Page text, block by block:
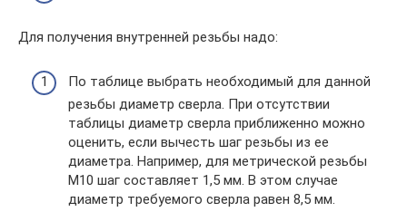
Для получения внутренней резьбы надо:
По таблице выбрать необходимый для данной
резьбы диаметр сверла. При отсутствии
таблицы диаметр сверла приближенно можно
оценить, если вычесть шаг резьбы из ее
диаметра. Например, для метрической резьбы
М10 шаг составляет 1,5 мм. В этом случае
диаметр требуемого сверла равен 8,5 мм.